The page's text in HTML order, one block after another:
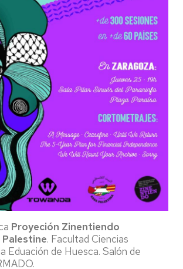
Proyeción Zinentiendo
. Facultad Ciencias
Eduación de Huesca. Salón de